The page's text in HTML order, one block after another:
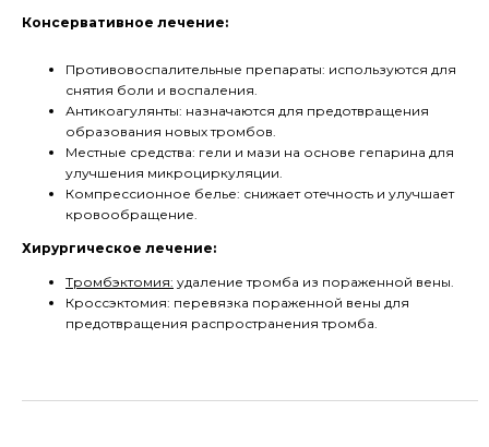
Консервативное лечение:
Противовоспалительные препараты: используются для
снятия боли и воспаления.
Антикоагулянты: назначаются для предотвращения
образования новых тромбов.
Местные средства: гели и мази на основе гепарина для
улучшения микроциркуляции.
Компрессионное белье: снижает отечность и улучшает
кровообращение.
Хирургическое лечение:
Тромбэктомия: удаление тромба из пораженной вены.
Кроссэктомия: перевязка пораженной вены для
предотвращения распространения тромба.